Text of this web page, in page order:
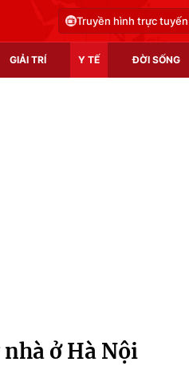
Truyền hình trực tuyến
GIẢI TRÍ Y TẾ ĐỜI SỐNG
Infographic
ở Hà Nội